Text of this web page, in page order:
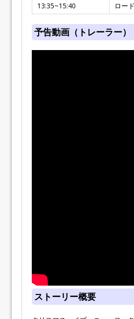
13:35~15:40
ロー
予告動画（トレーラー）
ストーリー概要